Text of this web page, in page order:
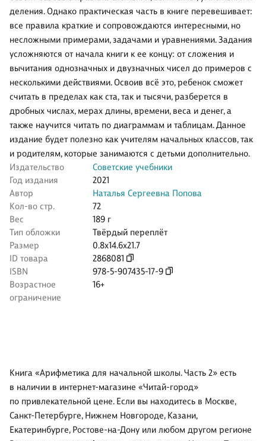
деления. Однако практическая часть в книге перевешивает:
все правила краткие и сопровождаются интересными, но
несложными примерами, задачами и уравнениями. Задания
усложняются от начала книги к ее концу: от сложения и
вычитания однозначных и двузначных чисел до примеров с
несколькими действиями. Освоив всё это, ребенок сможет
считать в пределах как ста, так и тысячи, разберется в
дробных числах, мерах длины, времени, веса и денег, а
также научится читать по диаграммам и таблицам. Данное
издание будет полезно как учителям начальных классов, так
и родителям, которые занимаются с детьми дополнительно.
Издательство
Советские учебники
Год издания
2021
Автор
Наталья Сергеевна Попова
Кол-во стр.
72
Вес
189 г
Тип обложки
Твёрдый переплёт
Размер
0.8x14.6x21.7
ID товара
2868081
ISBN
978-5-907435-17-9
Возрастное
ограничение
16+
Книга «Арифметика для начальной школы. Часть 2» есть
в наличии в интернет-магазине «Читай-город»
по привлекательной цене. Если вы находитесь в Москве,
Санкт-Петербурге, Нижнем Новгороде, Казани,
Екатеринбурге, Ростове-на-Дону или любом другом регионе